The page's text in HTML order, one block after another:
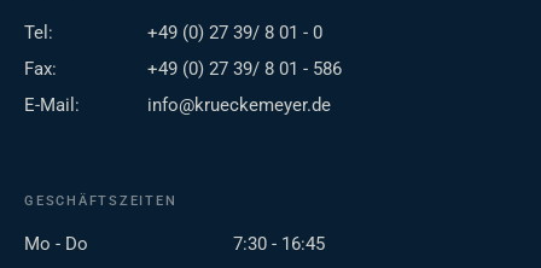
Tel:
+49 (0) 27 39/ 8 01 - 0
Fax:
+49 (0) 27 39/ 8 01 - 586
E-Mail:
info@krueckemeyer.de
GESCHÄFTSZEITEN
Mo - Do
7:30 - 16:45